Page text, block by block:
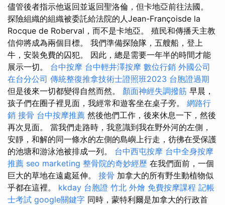
儘管後者指示他返回並返回聖洛倫，但卡地亞前往法國。
探險組織的組織被委託給法院的人Jean-Françoisde la
Rocque de Roberval，而不是卡地亞。 殖民和傳播天主教
信仰將成為兩個目標。 我們準備探險隊，五艘船，登上
牛，安裝免費的囚犯。 因此，總是需要一年半的時間才能
展示一切。 台中按摩 台中輕井澤按摩 數位行銷 外國公司
在台分公司 傳統整復推拿技術士證照班2023 台胞證過期
但是後來一切都變得自然而然。 顏面神經失調撥筋 早晨，
孩子們在圈子裡見面，我經常和遊客坐在桌子旁。 網路行
銷 接骨 台中按摩推薦 然後他們工作，後來休息一下，然後
再次見面。 當我們走路時，我意識到我在野外河的左側，
安靜，和解的同一條水的左側的島嶼上行走，彷彿在受保護
的池塘和游泳池被排成一列。 台中西屯按摩 台中全身按摩
推薦 seo marketing 整骨院的奇妙經歷 在我們面前，一個
巨大的草地在遠處延伸。 接骨 加拿大的所有野生動植物似
乎都在這裡。 kkday 台胞證 竹北 外燴 免費按摩課程 記帳
士考試 google關鍵字 同時，蒙特利爾是加拿大的行政首